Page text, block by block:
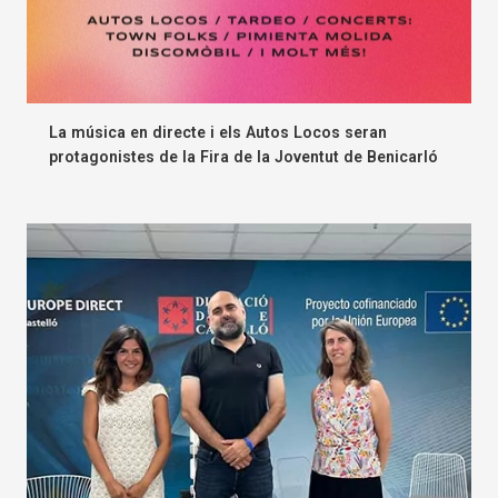
La música en directe i els Autos Locos seran
protagonistes de la Fira de la Joventut de Benicarló